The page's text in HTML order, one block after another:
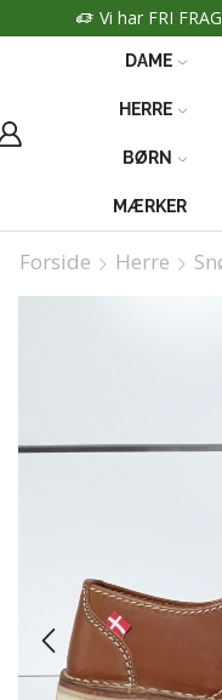
Vi har FRI
DAME
HERRE
BØRN
MÆRKER
Forside Herre